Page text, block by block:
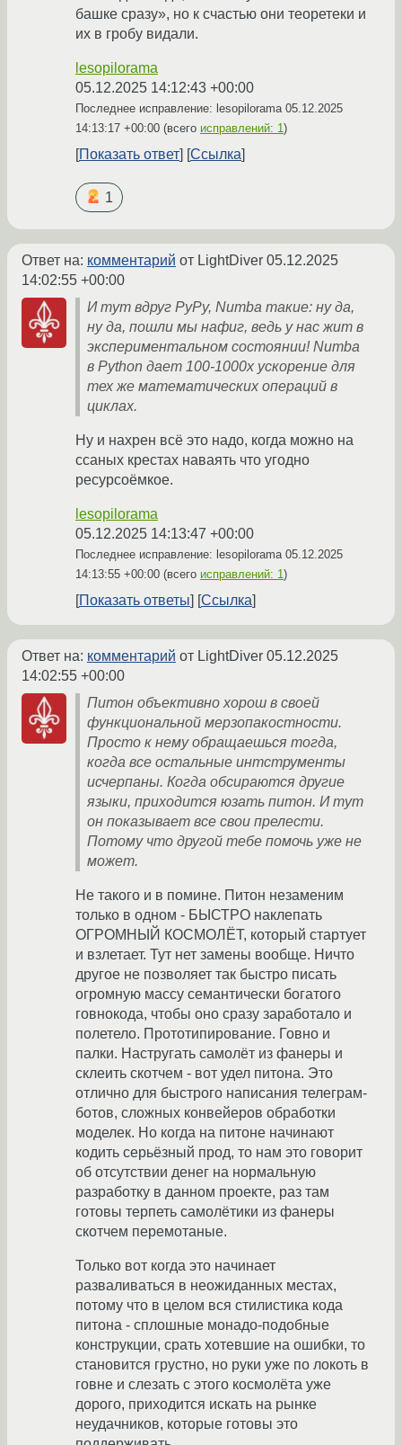
башке сразу», но к счастью они теоретеки и
их в гробу видали.
lesopilorama
05.12.2025 14:12:43 +00:00
Последнее исправление: lesopilorama 05.12.2025
14:13:17 +00:00 (всего исправлений: 1)
Показать ответ Ссылка
1
Ответ на: комментарий от LightDiver 05.12.2025
14:02:55 +00:00
И тут вдруг PyPy, Numba такие: ну да,
ну да, пошли мы нафиг, ведь у нас жит в
экспериментальном состоянии! Numba
в Python дает 100-1000x ускорение для
тех же математических операций в
циклах.
Ну и нахрен всё это надо, когда можно на
ссаных крестах наваять что угодно
ресурсоёмкое.
lesopilorama
05.12.2025 14:13:47 +00:00
Последнее исправление: lesopilorama 05.12.2025
14:13:55 +00:00 (всего исправлений: 1)
Показать ответы Ссылка
Ответ на: комментарий от LightDiver 05.12.2025
14:02:55 +00:00
Питон объективно хорош в своей
функциональной мерзопакостности.
Просто к нему обращаешься тогда,
когда все остальные интструменты
исчерпаны. Когда обсираются другие
языки, приходится юзать питон. И тут
он показывает все свои прелести.
Потому что другой тебе помочь уже не
может.
Не такого и в помине. Питон незаменим
только в одном - БЫСТРО наклепать
ОГРОМНЫЙ КОСМОЛЁТ, который стартует
и взлетает. Тут нет замены вообще. Ничто
другое не позволяет так быстро писать
огромную массу семантически богатого
говнокода, чтобы оно сразу заработало и
полетело. Прототипирование. Говно и
палки. Настругать самолёт из фанеры и
склеить скотчем - вот удел питона. Это
отлично для быстрого написания телеграм-
ботов, сложных конвейеров обработки
моделек. Но когда на питоне начинают
кодить серьёзный прод, то нам это говорит
об отсутствии денег на нормальную
разработку в данном проекте, раз там
готовы терпеть самолётики из фанеры
скотчем перемотаные.
Только вот когда это начинает
разваливаться в неожиданных местах,
потому что в целом вся стилистика кода
питона - сплошные монадо-подобные
конструкции, срать хотевшие на ошибки, то
становится грустно, но руки уже по локоть в
говне и слезать с этого космолёта уже
дорого, приходится искать на рынке
неудачников, которые готовы это